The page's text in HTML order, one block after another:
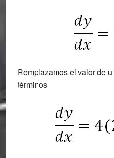
Remplazamos el valor de
términos